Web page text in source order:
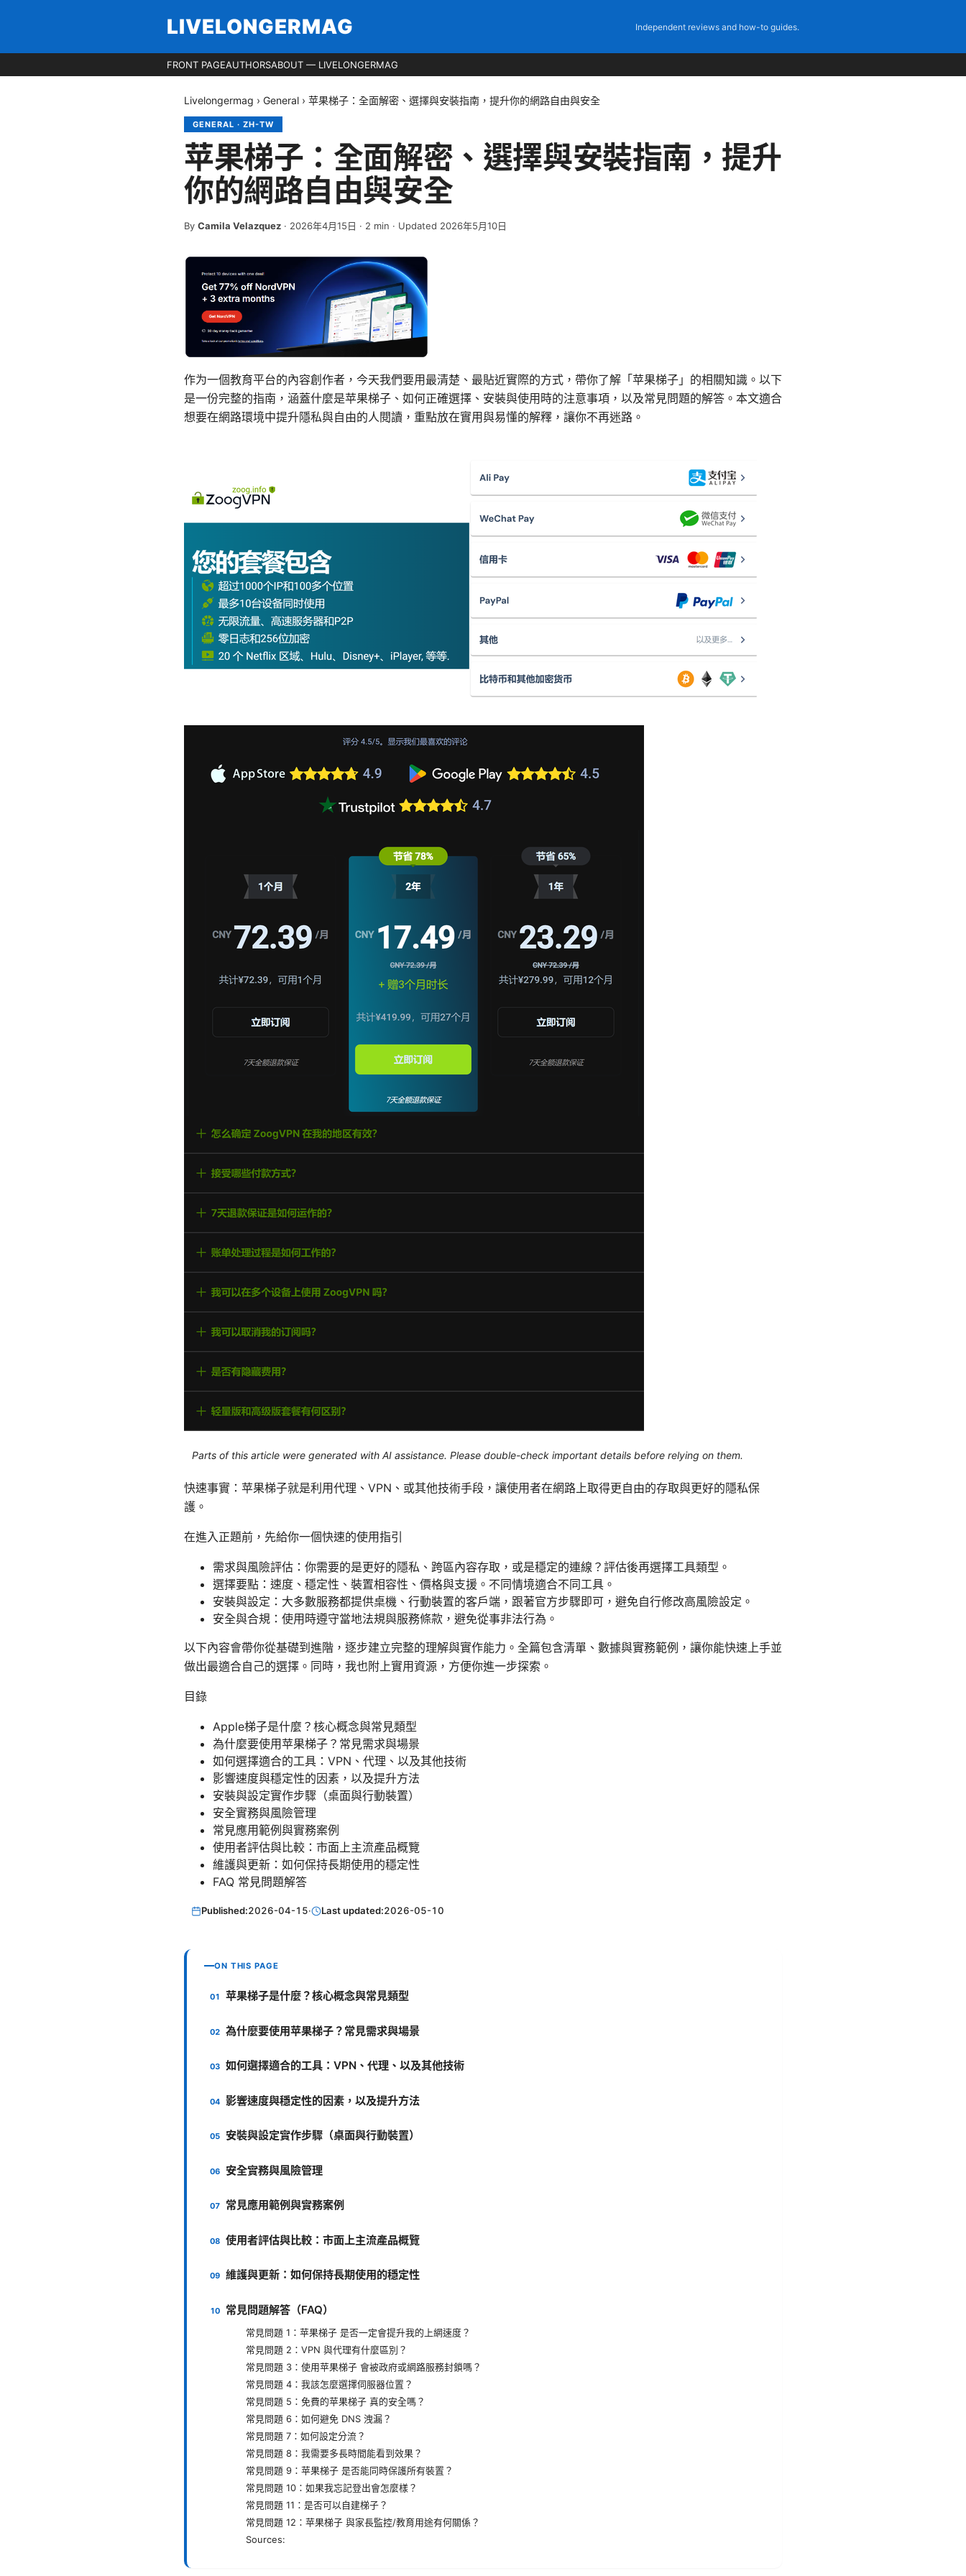
LIVELONGERMAG Independent reviews and how-to guides.
FRONT PAGEAUTHORSABOUT — LIVELONGERMAG
Livelongermag › General › 苹果梯子：全面解密、選擇與安裝指南，提升你的網路自由與安全
GENERAL · ZH-TW
苹果梯子：全面解密、選擇與安裝指南，提升
你的網路自由與安全
By Camila Velazquez · 2026年4月15日 · 2 min · Updated 2026年5月10日
作为一個教育平台的內容創作者，今天我們要用最清楚、最貼近實際的方式，帶你了解「苹果梯子」的相關知識。以下
是一份完整的指南，涵蓋什麼是苹果梯子、如何正確選擇、安裝與使用時的注意事項，以及常見問題的解答。本文適合
想要在網路環境中提升隱私與自由的人閱讀，重點放在實用與易懂的解釋，讓你不再迷路。
Parts of this article were generated with AI assistance. Please double-check important details before relying on them.
快速事實：苹果梯子就是利用代理、VPN、或其他技術手段，讓使用者在網路上取得更自由的存取與更好的隱私保
護。
在進入正題前，先給你一個快速的使用指引
需求與風險評估：你需要的是更好的隱私、跨區內容存取，或是穩定的連線？評估後再選擇工具類型。
選擇要點：速度、穩定性、裝置相容性、價格與支援。不同情境適合不同工具。
安裝與設定：大多數服務都提供桌機、行動裝置的客戶端，跟著官方步驟即可，避免自行修改高風險設定。
安全與合規：使用時遵守當地法規與服務條款，避免從事非法行為。
以下內容會帶你從基礎到進階，逐步建立完整的理解與實作能力。全篇包含清單、數據與實務範例，讓你能快速上手並
做出最適合自己的選擇。同時，我也附上實用資源，方便你進一步探索。
目錄
Apple梯子是什麼？核心概念與常見類型
為什麼要使用苹果梯子？常見需求與場景
如何選擇適合的工具：VPN、代理、以及其他技術
影響速度與穩定性的因素，以及提升方法
安裝與設定實作步驟（桌面與行動裝置）
安全實務與風險管理
常見應用範例與實務案例
使用者評估與比較：市面上主流產品概覽
維護與更新：如何保持長期使用的穩定性
FAQ 常見問題解答
Published:2026-04-15· Last updated:2026-05-10
ON THIS PAGE
苹果梯子是什麼？核心概念與常見類型
為什麼要使用苹果梯子？常見需求與場景
如何選擇適合的工具：VPN、代理、以及其他技術
影響速度與穩定性的因素，以及提升方法
安裝與設定實作步驟（桌面與行動裝置）
安全實務與風險管理
常見應用範例與實務案例
使用者評估與比較：市面上主流產品概覽
維護與更新：如何保持長期使用的穩定性
常見問題解答（FAQ）
常見問題 1：苹果梯子 是否一定會提升我的上網速度？
常見問題 2：VPN 與代理有什麼區別？
常見問題 3：使用苹果梯子 會被政府或網路服務封鎖嗎？
常見問題 4：我該怎麼選擇伺服器位置？
常見問題 5：免費的苹果梯子 真的安全嗎？
常見問題 6：如何避免 DNS 洩漏？
常見問題 7：如何設定分流？
常見問題 8：我需要多長時間能看到效果？
常見問題 9：苹果梯子 是否能同時保護所有裝置？
常見問題 10：如果我忘記登出會怎麼樣？
常見問題 11：是否可以自建梯子？
常見問題 12：苹果梯子 與家長監控/教育用途有何關係？
Sources: